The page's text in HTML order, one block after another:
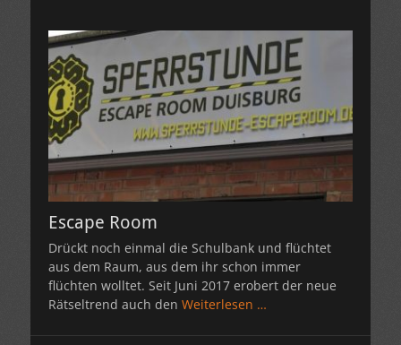
Escape Room
Drückt noch einmal die Schulbank und flüchtet
aus dem Raum, aus dem ihr schon immer
flüchten wolltet. Seit Juni 2017 erobert der neue
Rätseltrend auch den Weiterlesen …